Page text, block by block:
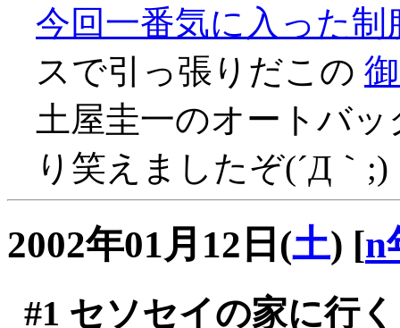
今回一番気に入った制
スで引っ張りだこの
土屋圭一のオートバ
り笑えましたぞ(´Д｀;)
2002年01月12日(土) [n
#1 セソセイの家に行く